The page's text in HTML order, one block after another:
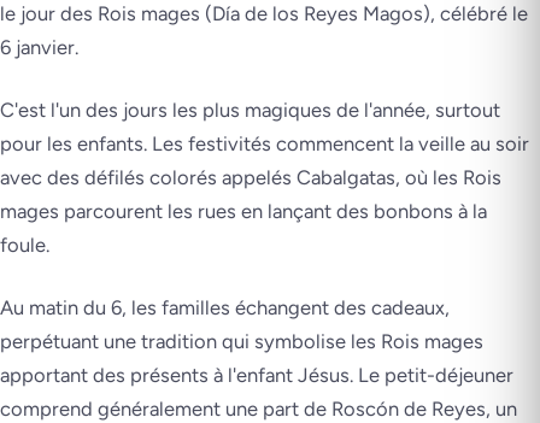
le jour des Rois mages (Día de los Reyes Magos), célébré le
6 janvier.
C'est l'un des jours les plus magiques de l'année, surtout
pour les enfants. Les festivités commencent la veille au soir
avec des défilés colorés appelés Cabalgatas, où les Rois
mages parcourent les rues en lançant des bonbons à la
foule.
Au matin du 6, les familles échangent des cadeaux,
perpétuant une tradition qui symbolise les Rois mages
apportant des présents à l'enfant Jésus. Le petit-déjeuner
comprend généralement une part de Roscón de Reyes, un